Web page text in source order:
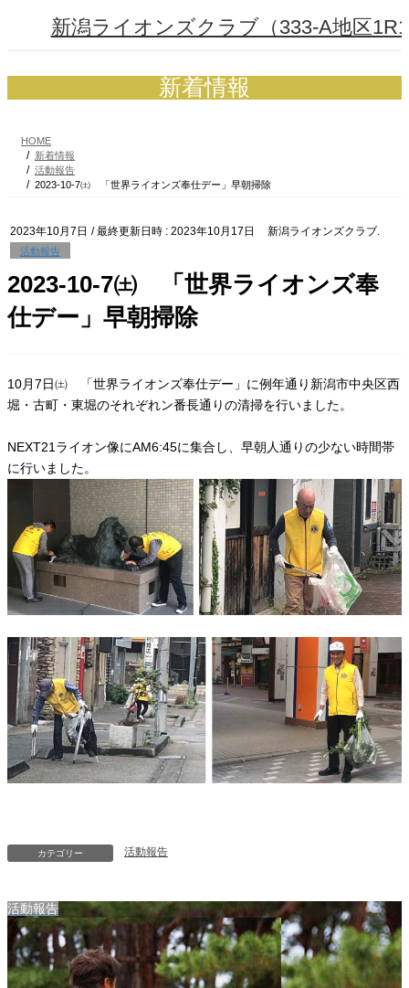
ツ
シ
新潟ライオンズクラブ（333-A地区
新着情報
HOME
新着情報
活動報告
2023-10-7㈯ 「世界ライオンズ奉仕デー」早朝掃除
2023年10月7日 / 最終更新日時 : 2023年10月17日 新潟ライオンズクラブ.
活動報告
2023-10-7㈯ 「世界ライオンズ奉
仕デー」早朝掃除
10月7日㈯ 「世界ライオンズ奉仕デー」に例年通り新潟市中央区西
堀・古町・東堀のそれぞれン番長通りの清掃を行いました。
NEXT21ライオン像にAM6:45に集合し、早朝人通りの少ない時間帯
に行いました。
カテゴリー 活動報告
活動報告